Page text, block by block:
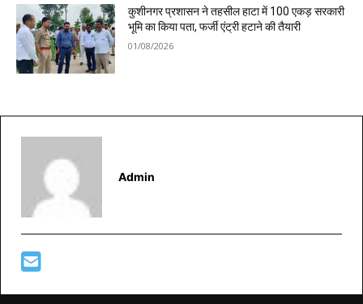
कुशीनगर प्रशासन ने तहसील हाटा में 100 एकड़ सरकारी
भूमि का किया पता, फर्जी एंट्री हटाने की तैयारी
01/08/2026
Admin